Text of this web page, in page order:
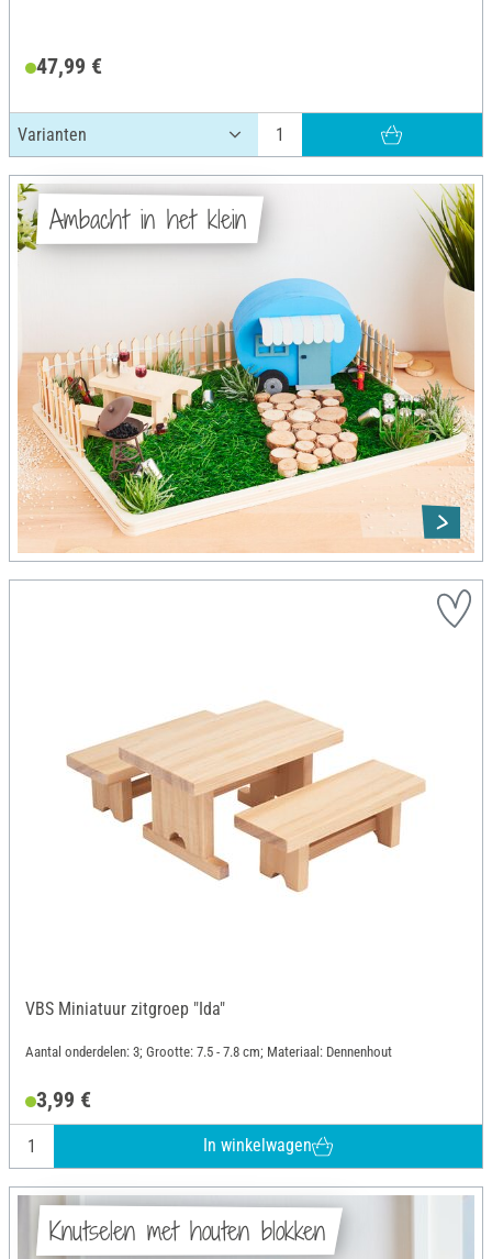
47,99 €
Ambacht in het klein
VBS Miniatuur zitgroep "Ida"
Aantal onderdelen: 3; Grootte: 7.5 - 7.8 cm; Materiaal: Dennenhout
3,99 €
In winkelwagen
Knutselen met houten blokken